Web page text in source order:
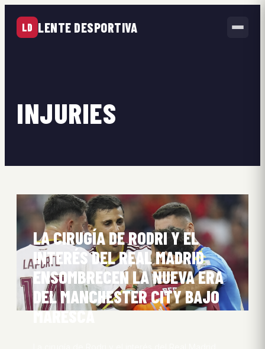
LD LENTE DESPORTIVA
INJURIES
LA CIRUGÍA DE RODRI Y EL
INTERÉS DEL REAL MADRID
ENSOMBRECEN LA NUEVA ERA
DEL MANCHESTER CITY BAJO
MARESCA